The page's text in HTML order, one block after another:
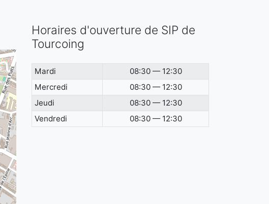
Horaires d'ouverture de SIP de
Tourcoing
Mardi
08:30 — 12:30
Mercredi
08:30 — 12:30
Jeudi
08:30 — 12:30
Vendredi
08:30 — 12:30